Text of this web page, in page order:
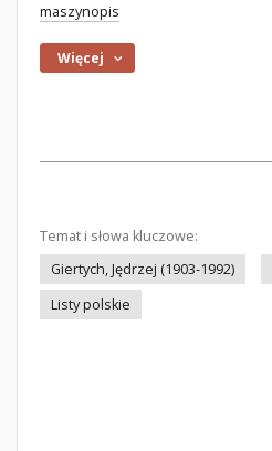
maszynopis
Więcej
Temat i słowa kluczowe:
Giertych, Jędrzej (1903-1992)
Listy polskie